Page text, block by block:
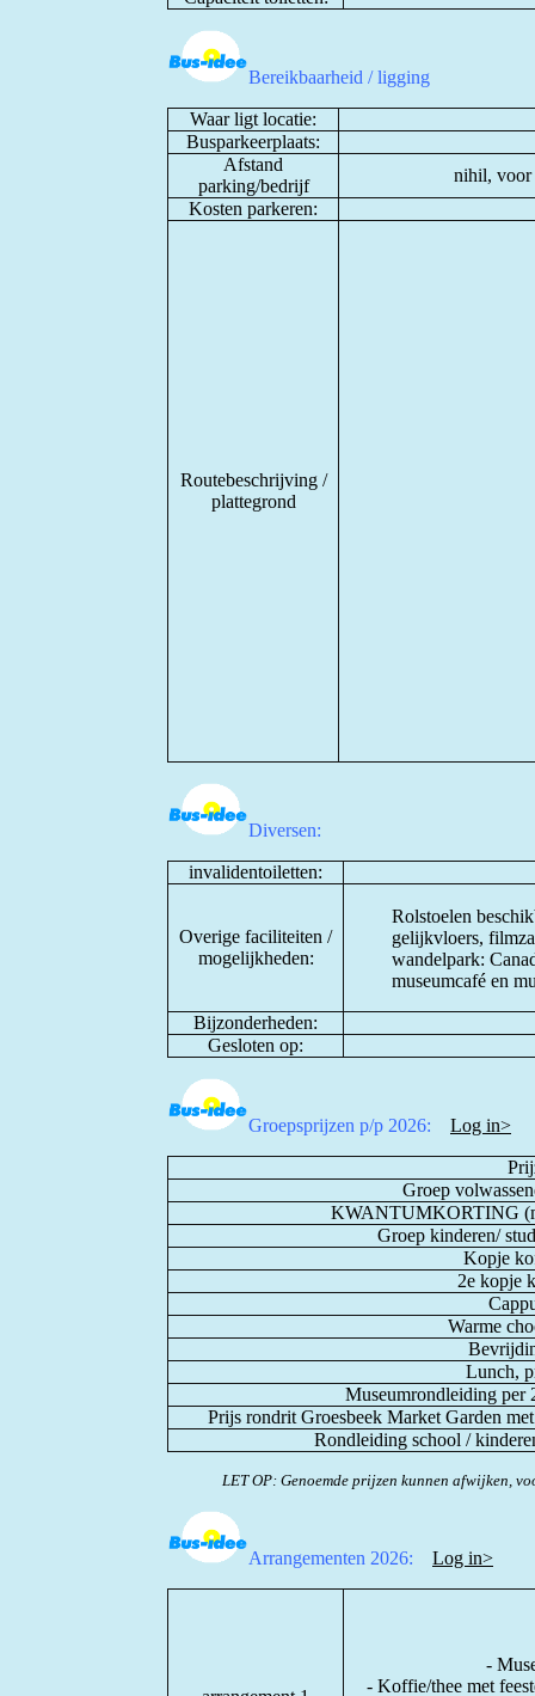
Bereikbaarheid / ligging
Waar ligt locatie:
Busparkeerplaats:
Afstand
parking/bedrijf
nihil, voor
Kosten parkeren:
Routebeschrijving /
plattegrond
Diversen:
invalidentoiletten:
Overige faciliteiten /
mogelijkheden:
Rolstoelen
gelijkvloers,
wandelpark:
museumcafé en
Bijzonderheden:
Gesloten op:
Groepsprijzen p/p 2026: Log in>
Groep
KWANTUMKORTING
Groep kinderen/
Kopje
2e kopje
Warme
Lunch,
Museumrondleiding per
Prijs rondrit Groesbeek Market Garden
Rondleiding school /
LET OP: Genoemde prijzen kunnen afwijken,
Arrangementen 2026: Log in>
-
- Koffie/thee met